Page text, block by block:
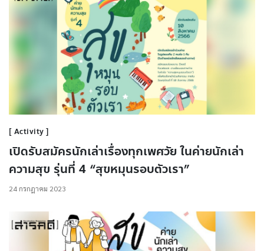
Activity
เปิดรับสมัครนักเล่าเรื่องทุกเพศวัย ในค่ายนักเล่า
ความสุข รุ่นที่ 4 “สุขหมุนรอบตัวเรา”
24 กรกฎาคม 2023